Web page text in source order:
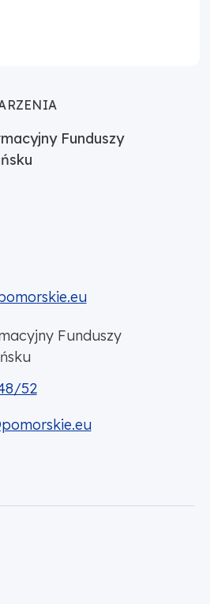
Funduszy
Funduszy
52